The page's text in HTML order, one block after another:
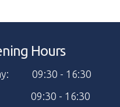
Hours
09:30 - 16:30
09:30 - 16:30